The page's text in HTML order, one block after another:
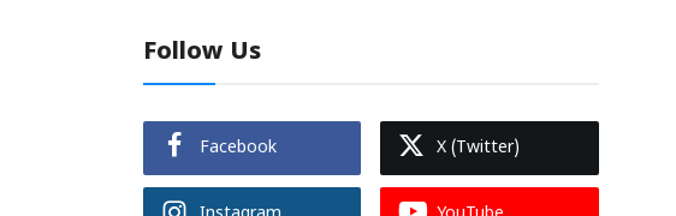
Follow Us
Facebook X (Twitter)